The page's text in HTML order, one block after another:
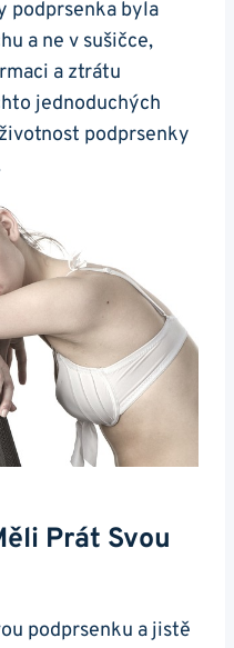
podprsenka byla
a ne v sušičce,
a ztrátu
jednoduchých
podprsenky
Prát Svou
podprsenku a jistě